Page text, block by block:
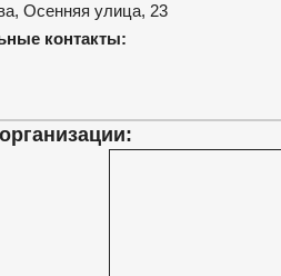
, Осенняя улица, 23
контакты: